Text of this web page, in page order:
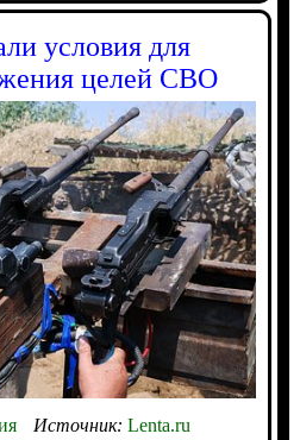
условия для
целей СВО
Источник: Lenta.ru